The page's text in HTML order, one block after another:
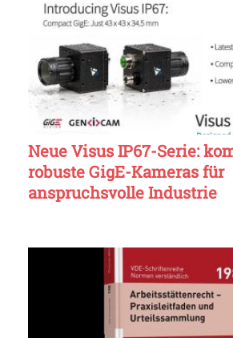
Neue Visus IP67-Serie:
robuste GigE-Kameras für
anspruchsvolle Industrie